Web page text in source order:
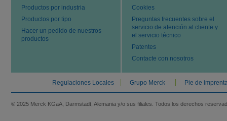
Productos por industria
Productos por tipo
Hacer un pedido de nuestros
productos
Cookies
Preguntas frecuentes sobre el
servicio de atención al cliente y
el servicio técnico
Patentes
Contacte con nosotros
Regulaciones Locales Grupo Merck Pie de
© 2025 Merck KGaA, Darmstadt, Alemania y/o sus filiales. Todos los derechos